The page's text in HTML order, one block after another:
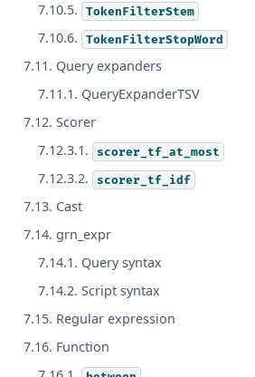
7.10.5. TokenFilterStem
7.10.6. TokenFilterStopWord
7.11. Query expanders
7.11.1. QueryExpanderTSV
7.12. Scorer
7.12.3.1.
scorer_tf_at_most
7.12.3.2. scorer_tf_idf
7.13. Cast
7.14. grn_expr
7.14.1. Query syntax
7.14.2. Script syntax
7.15. Regular expression
7.16. Function